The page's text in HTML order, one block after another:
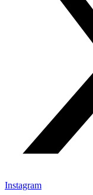
Instagram